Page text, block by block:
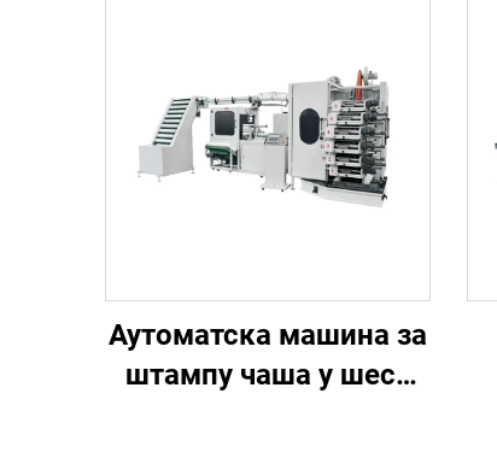
Аутоматска машина за
штампу чаша у шест